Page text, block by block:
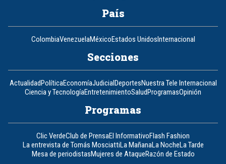
País
ColombiaVenezuelaMéxicoEstados UnidosInternacional
Secciones
ActualidadPolíticaEconomíaJudicialDeportesNuestra Tele Internacional
Ciencia y TecnologíaEntretenimientoSaludProgramasOpinión
Programas
Clic VerdeClub de PrensaEl InformativoFlash Fashion
La entrevista de Tomás MosciattiLa MañanaLa NocheLa Tarde
Mesa de periodistasMujeres de AtaqueRazón de Estado